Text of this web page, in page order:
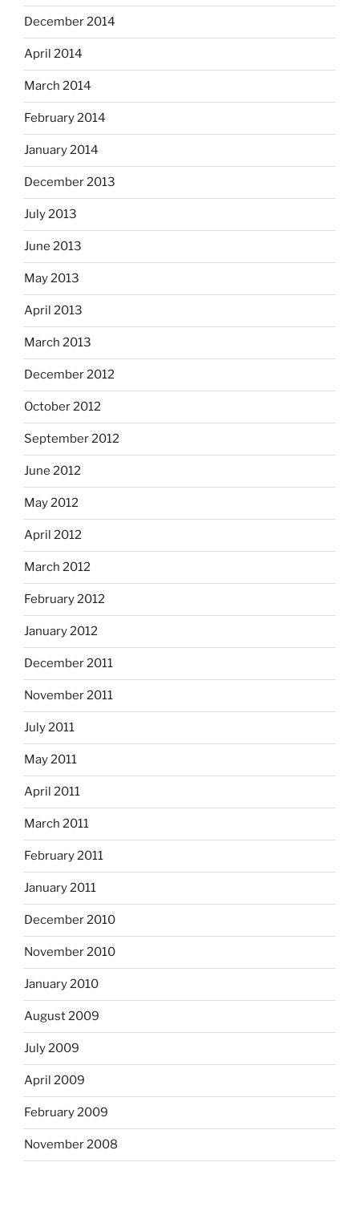
December 2014
April 2014
March 2014
February 2014
January 2014
December 2013
July 2013
June 2013
May 2013
April 2013
March 2013
December 2012
October 2012
September 2012
June 2012
May 2012
April 2012
March 2012
February 2012
January 2012
December 2011
November 2011
July 2011
May 2011
April 2011
March 2011
February 2011
January 2011
December 2010
November 2010
January 2010
August 2009
July 2009
April 2009
February 2009
November 2008